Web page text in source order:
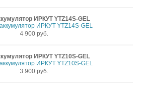
ИРКУТ YTZ14S-GEL
4 900 руб.
ИРКУТ YTZ10S-GEL
3 900 руб.